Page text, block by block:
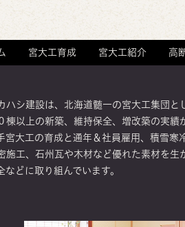
宮大工育成 宮大工紹介 高
ハシ建設は、北海道髄一の宮大工集団と
棟以上の新築、維持保全、増改築の実績
宮大工の育成と通年＆社員雇用、積雪寒
施工、石州瓦や木材など優れた素材を生
どに取り組んでいます。